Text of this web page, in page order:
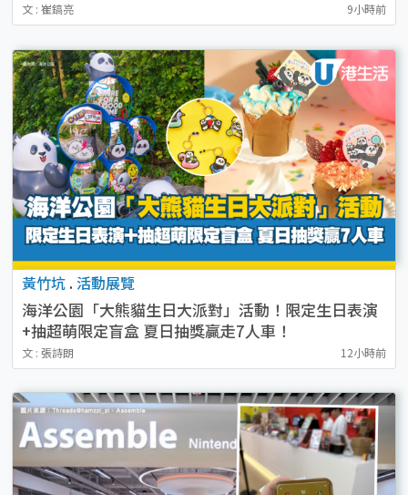
文 : 崔鎬亮 9小時前
黃竹坑 . 活動展覽
海洋公園「大熊貓生日大派對」活動！限定生日表演
+抽超萌限定盲盒 夏日抽獎贏走7人車！
文 : 張詩朗 12小時前